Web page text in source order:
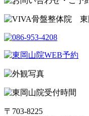
〒703-8225